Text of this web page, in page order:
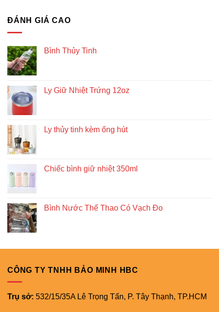
ĐÁNH GIÁ CAO
Bình Thủy Tinh
Ly Giữ Nhiệt Trứng 12oz
Ly thủy tinh kèm ống hút
Chiếc bình giữ nhiệt 350ml
Bình Nước Thể Thao Có Vạch Đo
CÔNG TY TNHH BẢO MINH HBC
Trụ sở: 532/15/35A Lê Trọng Tấn, P. Tây Thạnh, TP.HCM